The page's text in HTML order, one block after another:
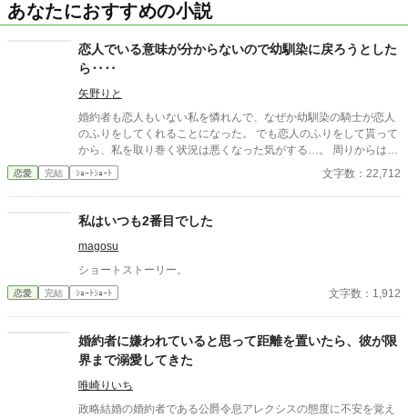
あなたにおすすめの小説
恋人でいる意味が分からないので幼馴染に戻ろうとした
ら‥‥
矢野りと
婚約者も恋人もいない私を憐れんで、なぜか幼馴染の騎士が恋人
のふりをしてくれることになった。 でも恋人のふりをして貰って
から、私を取り巻く状況は悪くなった気がする…。 周りからは
『釣り合っていない』と言われるし、彼は私を庇うこともしてく
れない。 ――あれっ？ 私って恋人でいる意味あるかしら…。 ＊
恋愛 完結 ｼｮｰﾄｼｮｰﾄ 文字数：22,712
私はいつも2番目でした
magosu
ショートストーリー。
恋愛 完結 ｼｮｰﾄｼｮｰﾄ 文字数：1,912
婚約者に嫌われていると思って距離を置いたら、彼が限
界まで溺愛してきた
唯崎りいち
政略結婚の婚約者である公爵令息アレクシスの態度に不安を覚え